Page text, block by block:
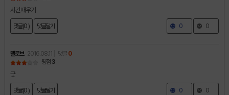
시간때우기
댓글(0 ) 댓글달기 0 0
델로브 2016.08.11 댓글 0
평점 3
굿
댓글(0 ) 댓글달기 0 0